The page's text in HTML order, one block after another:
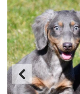
Previous